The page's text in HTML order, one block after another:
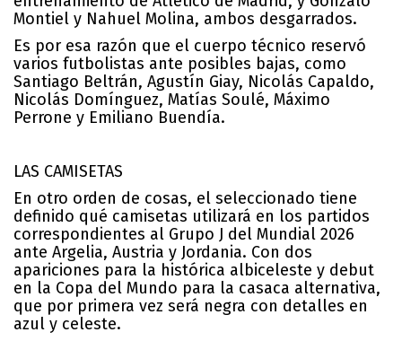
Montiel y Nahuel Molina, ambos desgarrados.
Es por esa razón que el cuerpo técnico reservó
varios futbolistas ante posibles bajas, como
Santiago Beltrán, Agustín Giay, Nicolás Capaldo,
Nicolás Domínguez, Matías Soulé, Máximo
Perrone y Emiliano Buendía.
LAS CAMISETAS
En otro orden de cosas, el seleccionado tiene
definido qué camisetas utilizará en los partidos
correspondientes al Grupo J del Mundial 2026
ante Argelia, Austria y Jordania. Con dos
apariciones para la histórica albiceleste y debut
en la Copa del Mundo para la casaca alternativa,
que por primera vez será negra con detalles en
azul y celeste.